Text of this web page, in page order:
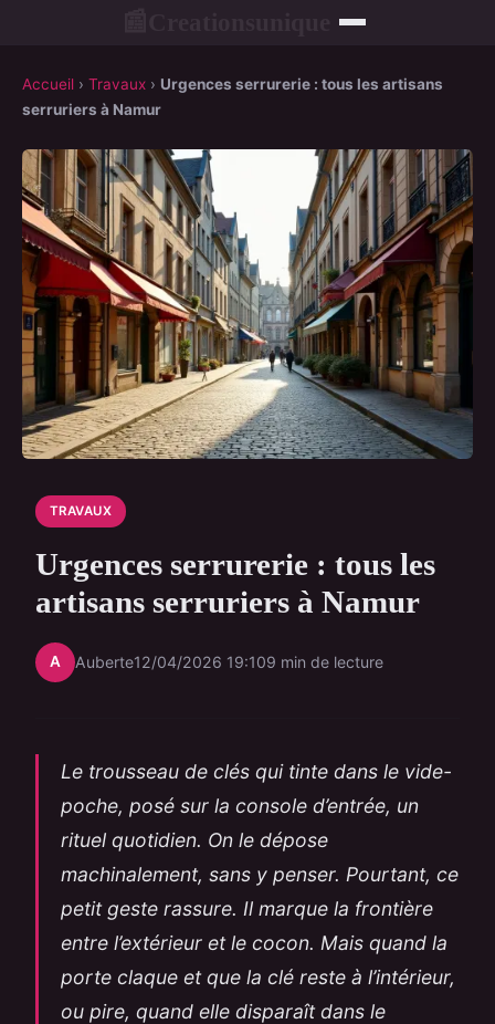
Accueil › Travaux › Urgences serrurerie : tous les artisans
serruriers à Namur
TRAVAUX
Urgences serrurerie : tous les
artisans serruriers à Namur
A Auberte12/04/2026 19:109 min de lecture
Le trousseau de clés qui tinte dans le vide-
poche, posé sur la console d’entrée, un
rituel quotidien. On le dépose
machinalement, sans y penser. Pourtant, ce
petit geste rassure. Il marque la frontière
entre l’extérieur et le cocon. Mais quand la
porte claque et que la clé reste à l’intérieur,
ou pire, quand elle disparaît dans le